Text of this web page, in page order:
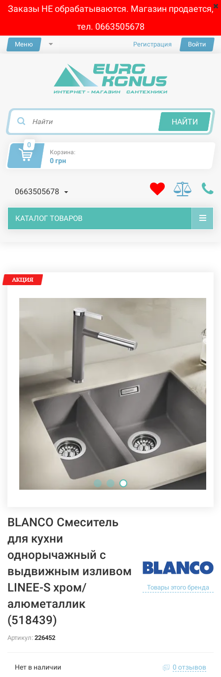
Заказы НЕ обрабатываются. Магазин продается,
тел. 0663505678
Меню Регистрация Войти
НАЙТИ
0
Корзина:
0 грн
0663505678
КАТАЛОГ ТОВАРОВ
BLANCO Смеситель
для кухни
однорычажный с
выдвижным изливом
LINEE-S хром/
алюметаллик
(518439)
Товары этого бренда
Артикул: 226452
Нет в наличии
0 отзывов